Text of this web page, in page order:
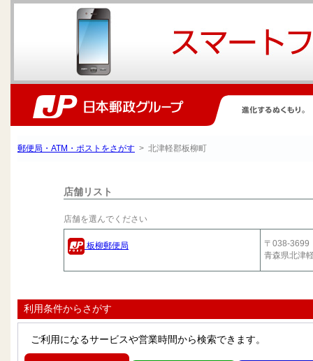
郵便局・ATM・ポストをさがす > 北津軽郡板柳町
店舗リスト
店舗を選んでください
板柳郵便局
〒038-3699
青森県北津
利用条件からさがす
ご利用になるサービスや営業時間から検索できます。